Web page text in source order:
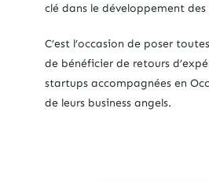
clé dans le développement
C’est l’occasion de poser
de bénéficier de retours
startups accompagnées en
de leurs business angels.